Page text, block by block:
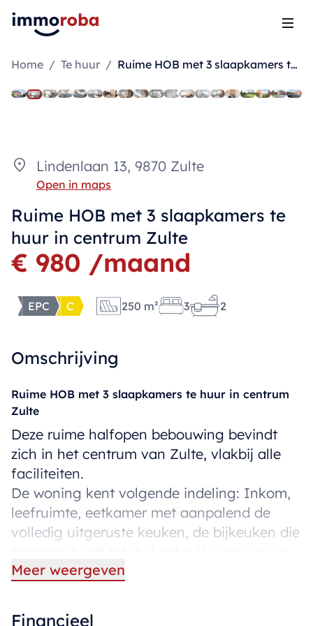
Home / Te huur / Ruime HOB met 3 slaapkamers te huur in centrum Zulte
Lindenlaan 13, 9870 Zulte
Open in maps
Ruime HOB met 3 slaapkamers te
huur in centrum Zulte
€ 980 /maand
EPC C 250 m² 3 2
Omschrijving
Ruime HOB met 3 slaapkamers te huur in centrum
Zulte
Deze ruime halfopen bebouwing bevindt
zich in het centrum van Zulte, vlakbij alle
faciliteiten.
De woning kent volgende indeling: Inkom,
leefruimte, eetkamer met aanpalend de
volledig uitgeruste keuken, de bijkeuken die
keuken heeft men ook toegang tot de
douchekamer.
Meer weergeven
Financieel